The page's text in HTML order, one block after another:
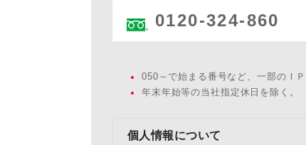
0120-324-860
050～で始まる番号など、一部のＩ
年末年始等の当社指定休日を除く。
個人情報について